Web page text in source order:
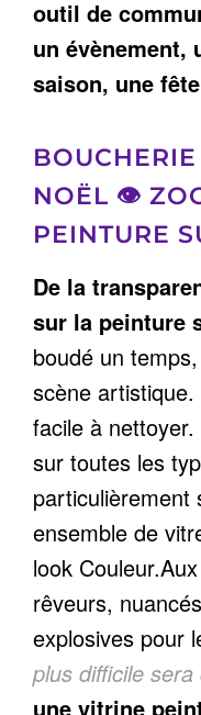
outil de
un évènement,
saison, une
NOËL 👁️
PEINTURE
De la
sur la peinture
boudé un
scène
facile à nettoyer.
sur toutes les
particulièrement
ensemble de
look
rêveurs,
explosives pour
plus difficile
une vitrine